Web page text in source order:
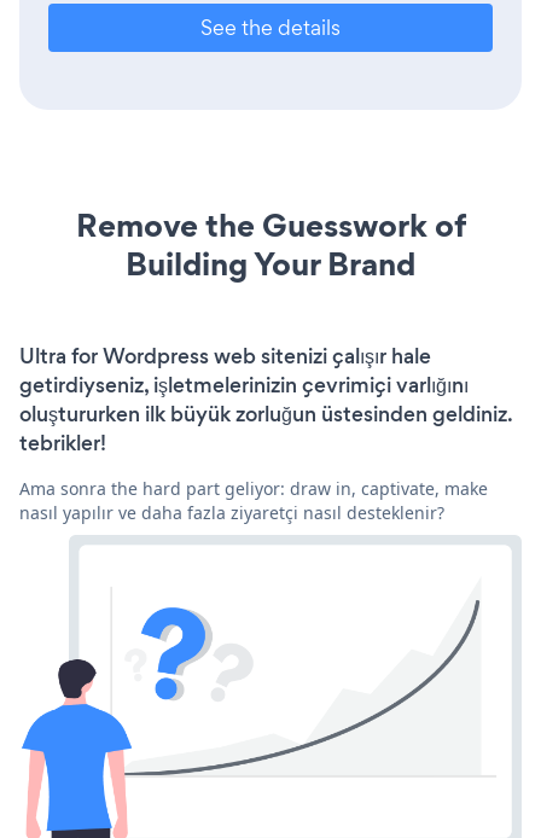
See the details
Remove the Guesswork of
Building Your Brand
Ultra for Wordpress web sitenizi çalışır hale
getirdiyseniz, işletmelerinizin çevrimiçi varlığını
oluştururken ilk büyük zorluğun üstesinden geldiniz.
tebrikler!
Ama sonra the hard part geliyor: draw in, captivate, make
nasıl yapılır ve daha fazla ziyaretçi nasıl desteklenir?